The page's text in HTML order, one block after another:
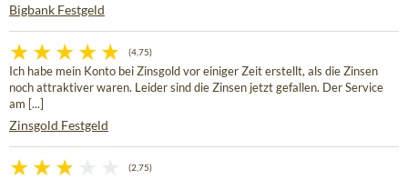
Bigbank Festgeld
(4,75)
Ich habe mein Konto bei Zinsgold vor einiger Zeit erstellt, als die Zinsen
noch attraktiver waren. Leider sind die Zinsen jetzt gefallen. Der Service
am [...]
Zinsgold Festgeld
(2,75)